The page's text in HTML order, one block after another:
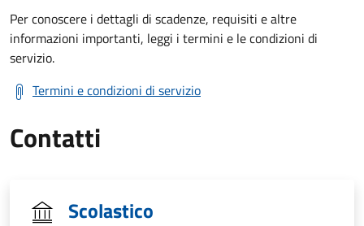
Per conoscere i dettagli di scadenze, requisiti e altre
informazioni importanti, leggi i termini e le condizioni di
servizio.
Termini e condizioni di servizio
Contatti
Scolastico